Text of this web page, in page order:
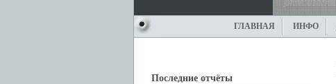
ГЛАВНАЯ ИНФО
Последние отчёты